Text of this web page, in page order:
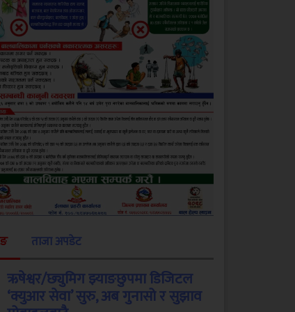
ताजा अपडेट
ऋषेश्वर/छ्युमिग झ्याङछुपमा डिजिटल
‘क्युआर सेवा’ सुरु, अब गुनासो र सुझाव